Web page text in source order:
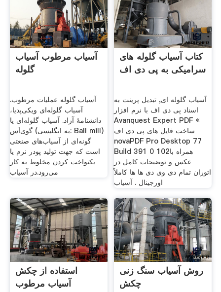
آسیاب مرطوب آسیاب
گلوله
آسیاب گلوله عملیات مرطوب.
آسیاب گلوله‌ای ویکی‌پدیا،
دانشنامهٔ آزاد. آسیاب گلوله‌ای یا
گوی‌آس (به انگلیسی: Ball mill)
گونه‌ای از آسیاب‌های صنعتی
است که جهت تولید پودر نرم یا
یکنواخت کردن مخلوط به کار
می‌رود.در آسیاب
کتاب آسیاب گلوله های
سرامیکی به پی دی اف
آسیاب گلوله ای, تبدیل پرینت به
اسناد پی دی اف با نرم افزار
Avanquest Expert PDF «
ساخت فایل های پی دی اف
novaPDF Pro Desktop 77
Build 391 0 102همراه با
عکس و توضیحات کامل در
اتوران تمام دی وی دی ها ها کاملاً
اورجینال . آسیاب
استفاده از چکش
آسیاب مرطوب
روش آسیاب سنگ زنی
چکش